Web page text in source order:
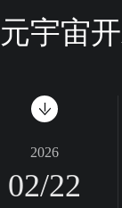
元宇宙
2026
02/22